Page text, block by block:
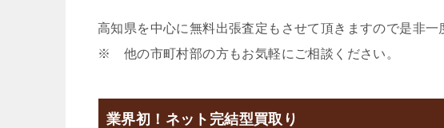
高知県を中心に無料出張査定もさせて頂きますので是非一
※ 他の市町村部の方もお気軽にご相談ください。
業界初！ネット完結型買取り